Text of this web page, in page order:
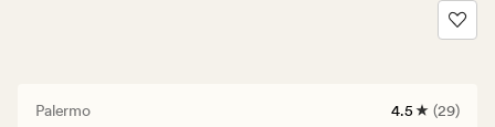
Palermo
29
4.5 (29)